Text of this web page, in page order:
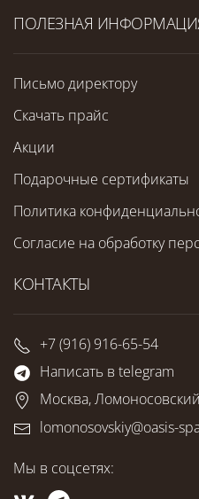
ПОЛЕЗНАЯ
Письмо директору
Скачать прайс
Акции
Подарочные сертификаты
Политика
Согласие на обработку
КОНТАКТЫ
+7 (916) 916-65-54
Написать в telegram
Москва,
lomonosovskiy@oasis-
Мы в соцсетях: